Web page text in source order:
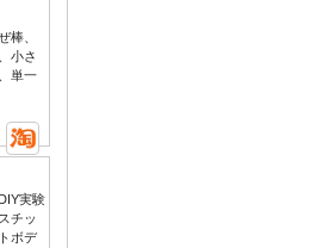
棒、
小さ
単一
実験
チッ
ボデ